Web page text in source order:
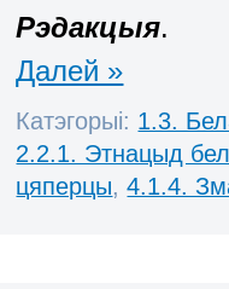
Рэдакцыя.
Далей »
Катэгорыі: 1.3.
2.2.1. Этнацыд
цяперцы,4.1.4.